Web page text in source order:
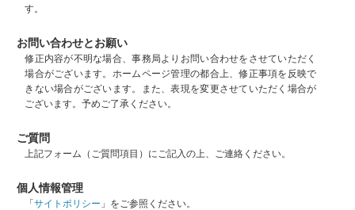
す。
お問い合わせとお願い
修正内容が不明な場合、事務局よりお問い合わせをさせていただく
場合がございます。ホームページ管理の都合上、修正事項を反映で
きない場合がございます。また、表現を変更させていただく場合が
ございます。予めご了承ください。
ご質問
上記フォーム（ご質問項目）にご記入の上、ご連絡ください。
個人情報管理
「サイトポリシー 」をご参照ください。